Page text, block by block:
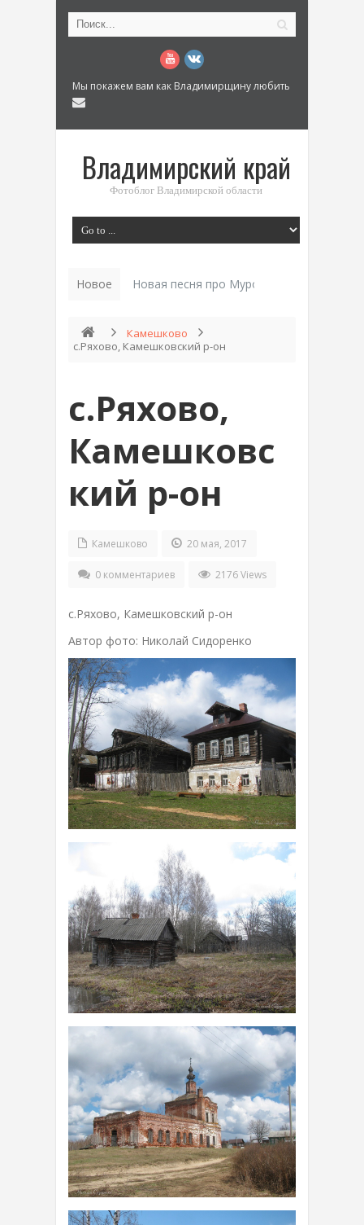
Мы покажем вам как Владимирщину любить
Владимирский край
Фотоблог Владимирской области
Новое Новая песня про Муром: «Былинный
Камешково
с.Ряхово, Камешковский р-он
с.Ряхово,
Камешковс
кий р-он
Камешково 20 мая, 2017
0 комментариев 2176 Views
с.Ряхово, Камешковский р-он
Автор фото: Николай Сидоренко